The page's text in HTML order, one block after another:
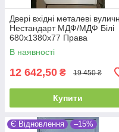
Двері вхідні металеві
Нестандарт МДФ/МДФ Білі
680х1380х77 Права
В наявності
12 642,50 ₴ 19 450 ₴
Купити
Є Відновлення –15%